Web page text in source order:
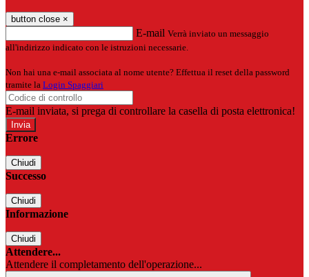
button close ×
E-mail Verrà inviato un messaggio
all'indirizzo indicato con le istruzioni necessarie.
Non hai una e-mail associata al nome utente? Effettua il reset della password
tramite la Login Spaggiari
E-mail inviata, si prega di controllare la casella di posta elettronica!
Errore
Chiudi
Successo
Chiudi
Informazione
Chiudi
Attendere...
Attendere il completamento dell'operazione...